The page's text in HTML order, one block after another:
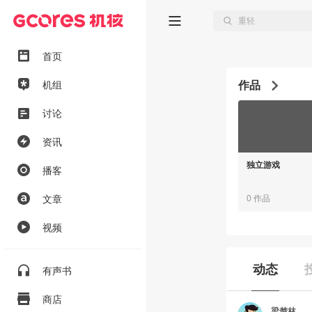
首页
机组
讨论
资讯
播客
文章
视频
有声书
商店
作品
独立游戏
0 作品
动态